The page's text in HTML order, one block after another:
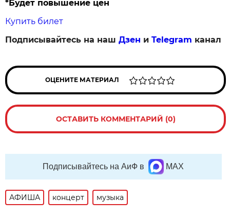
*Будет повышение цен
Купить билет
Подписывайтесь на нашДзен иTelegram канал
ОЦЕНИТЕ МАТЕРИАЛ
ОСТАВИТЬ КОММЕНТАРИЙ (0)
Подписывайтесь на АиФ в MAX
АФИША концерт музыка